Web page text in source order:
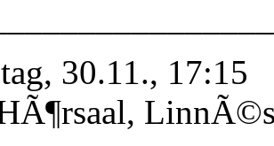
30.11., 17:15